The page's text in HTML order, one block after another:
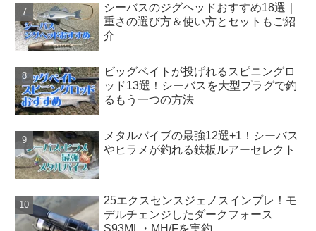
シーバスのジグヘッドおすすめ18選｜
重さの選び方＆使い方とセットもご紹
介
ビッグベイトが投げれるスピニングロ
ッド13選！シーバスを大型プラグで釣
るもう一つの方法
メタルバイブの最強12選+1！シーバス
やヒラメが釣れる鉄板ルアーセレクト
25エクスセンスジェノスインプレ！モ
デルチェンジしたダークフォース
S93ML・MH/Fを実釣